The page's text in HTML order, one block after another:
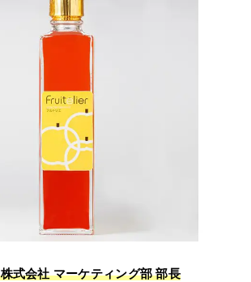
式会社 マーケティング部 部長